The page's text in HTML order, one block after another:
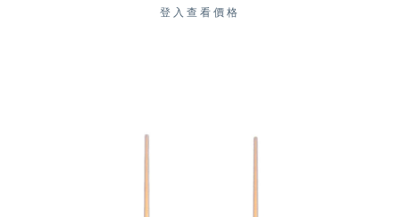
登入查看價格